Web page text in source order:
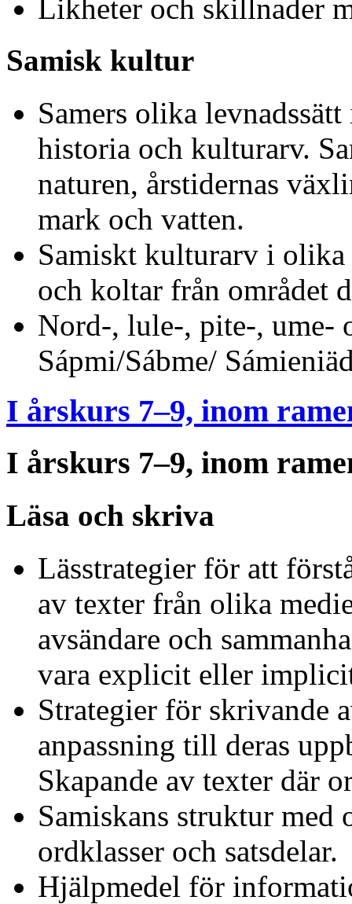
Likheter och skillnader
Samisk kultur
Samers olika
historia och kulturarv.
naturen, årstidernas
mark och vatten.
Samiskt kulturarv i
och koltar från området
Nord-, lule-, pite-, ume-
Sápmi/Sábme/
I årskurs 7–9, inom
I årskurs 7–9, inom
Läsa och skriva
Lässtrategier för att
av texter från olika
avsändare och
vara explicit eller
Strategier för skrivande
anpassning till deras
Skapande av texter där
Samiskans struktur
ordklasser och satsdelar.
Hjälpmedel för